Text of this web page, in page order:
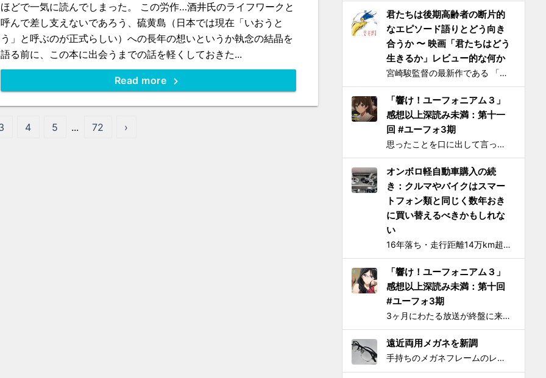
ほどで一気に読んでしまった。 この労作…酒井氏のライフワークと
呼んで差し支えないであろう、硫黄島（日本では現在「いおうと
う」と呼ぶのが正式らしい）への長年の想いというか執念の結晶を
語る前に、この本に出会うまでの話を軽くしておきた...
Read more
4 5 ... 72 ›
君たちは後期高齢者の断片的
なエピソード語りとどう向き
合うか 〜 映画「君たちはどう
生きるか」レビュー的な何か
宮崎駿監督の最新作である 「君たちはどう生きるか」 を、封切初日のちょうど先週に見た。 個人的には、アニメとしては楽しめたけど物語はつまらないと感じた。エンドクレジットのプロデューサー欄に実の息子である宮崎吾朗氏の名前が載ってて最悪とも思ったりしたのだが、見た直後に呟いたこと...
「響け！ユーフォニアム３」
感想以上深読み未満：第十一
回 #ユーフォ3期
思ったことを口に出して言ってしまう、我らが失言王たる黄前久美子がまたもやブチかましてくれました。 「変ですよね、学校の吹奏楽って」 リアルな吹奏楽の世界では一種の禁句めいた話題らしいところまで切り込んでくるあたり、ユーフォ3の覚悟の程が再確認できます。 それはともかく久...
オンボロ軽自動車購入の続
き：クルマやバイクはスマー
トフォン類と同じく数年おき
に買い替えるべきかもしれな
い
16年落ち・走行距離14万km超の中古の軽自動車、2006年式スズキKeiワークス（HN22S型）の2WD・MT版を買った のが1ヶ月とちょっと前、あれこれと手を加えては都度Twitterに報告していたが、購入当初に予定していたモデファイがだいたい落ち着いたので中間報告と、いじっ...
「響け！ユーフォニアム３」
感想以上深読み未満：第十回
#ユーフォ3期
3ヶ月にわたる放送が終盤に来てさらに重みを増して、それをどう自分なりに消化してテキストとして残せばいいかを考えてたら数週間が経過してました。難関である関西大会を前に北宇治高校吹奏楽部とその部長でひとりのユーフォニアム奏者でもある黄前久美子という人物に「史上最大の危機」が訪れたのが...
遠近両用メガネを新調
手持ちのメガネフレームのレンズを現在の視力に合わせて総入れ替えしてから気になり始めた手元を見るときの違和感が特にこの1年で増したので、思い切って遠近両用メガネを新調した。要するにアラフィフにふさわしく老眼が進んで近くが見えづらくなったので、道具でサポートせねばならなくなったわけで...